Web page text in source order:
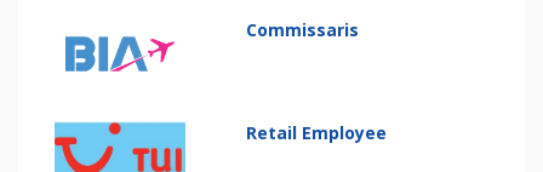
Commissaris
Retail Employee